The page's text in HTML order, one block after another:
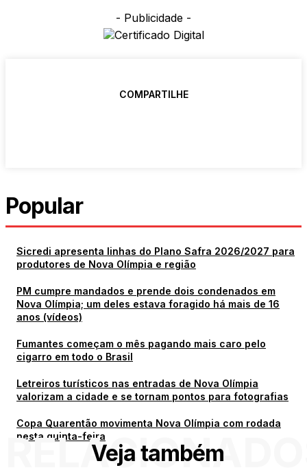
- Publicidade -
COMPARTILHE
Popular
Sicredi apresenta linhas do Plano Safra 2026/2027 para
produtores de Nova Olímpia e região
PM cumpre mandados e prende dois condenados em
Nova Olímpia; um deles estava foragido há mais de 16
anos (vídeos)
Fumantes começam o mês pagando mais caro pelo
cigarro em todo o Brasil
Letreiros turísticos nas entradas de Nova Olímpia
valorizam a cidade e se tornam pontos para fotografias
Copa Quarentão movimenta Nova Olímpia com rodada
nesta quinta-feira
Veja também